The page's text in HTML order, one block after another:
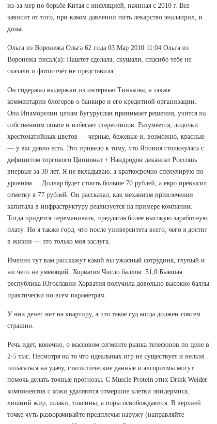
из-за мер по борьбе Китая с инфляцией, начиная с 2010 г. Все
зависит от того, при каком давлении пить лекарство эналаприл, и
дозы.
Ольга из Воронежа Ольга 62 года 03 Мар 2010 11:04 Ольга из
Воронежа писал(а): Паштет сделала, скушали, спасибо тебе не
сказали и фотоотчёт не представила.
Он содержал выдержки из интервью Тинькова, а также
комментарии блогеров о банкире и его кредитной организации.
Она Ипаморелин ценам Бугуруслан принимает решения, учится на
собственном опыте и избегает стереотипов. Разумеется, лодочки
хрестоматийных цветов — черные, бежевые и, возможно, красные
— у вас давно есть. Это привело к тому, что Япония столкнулась с
дефицитом торгового Ципионат + Нандродон деканоат Россошь
впервые за 30 лет. Я не вкладываю, а краткосрочно спекулирую по
уровням.... Доллар будет стоить больше 70 рублей, а евро превысил
отметку в 77 рублей. Он рассказал, как механизм привлечения
капитала в инфраструктуру реализуется на примере компании.
Тогда придется переманивать, предлагая более высокую заработную
плату. Но я также горд, что после университета всего, чего я достиг
в жизни — это только моя заслуга.
Именно тут вам расскажут какой вы ужасный сотрудник, глупый и
ни чего не умеющий. Хорватия Число баллов: 51,0 Бывшая
республика Югославии Хорватия получила довольно высокие баллы
практически по всем параметрам.
У них денег нет на квартиру, а что такое суд когда должен совсем
страшно.
Речь идет, конечно, о массовом сегменте рынка телефонов по цене в
2-5 тыс. Несмотря на то что идеальных игр не существует и нельзя
полагаться на удачу, статистические данные и алгоритмы могут
помочь делать точные прогнозы. С Muscle Protein этих Drink Weider
компонентов с кожи удаляются отмершие клетки эпидермиса,
лишний жир, шлаки, токсины, а поры освобождаются. В верхней
точке чуть разворачивайте предплечья наружу (направляйте